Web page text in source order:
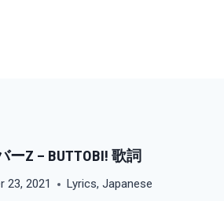
Z – BUTTOBI! 歌詞
23, 2021 Lyrics,Japanese